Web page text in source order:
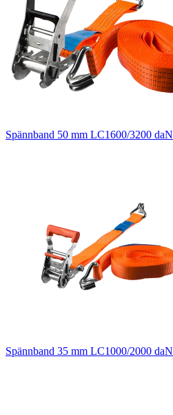
Spännband 50 mm LC1600/3200 daN
Spännband 35 mm LC1000/2000 daN